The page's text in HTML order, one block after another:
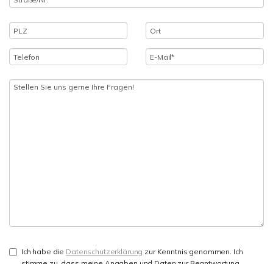
Ich habe die Datenschutzerklärung zur Kenntnis genommen. Ich